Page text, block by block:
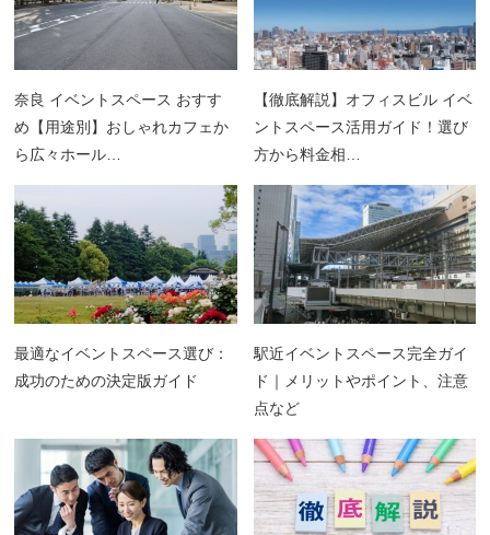
奈良 イベントスペース おすす
め【用途別】おしゃれカフェか
ら広々ホール…
【徹底解説】オフィスビル イベ
ントスペース活用ガイド！選び
方から料金相…
最適なイベントスペース選び：
成功のための決定版ガイド
駅近イベントスペース完全ガイ
ド｜メリットやポイント、注意
点など